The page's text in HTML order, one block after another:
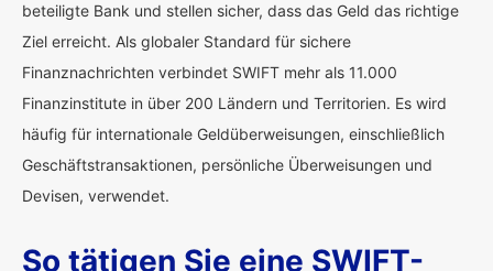
beteiligte Bank und stellen sicher, dass das Geld das richtige
Ziel erreicht. Als globaler Standard für sichere
Finanznachrichten verbindet SWIFT mehr als 11.000
Finanzinstitute in über 200 Ländern und Territorien. Es wird
häufig für internationale Geldüberweisungen, einschließlich
Geschäftstransaktionen, persönliche Überweisungen und
Devisen, verwendet.
So tätigen Sie eine SWIFT-